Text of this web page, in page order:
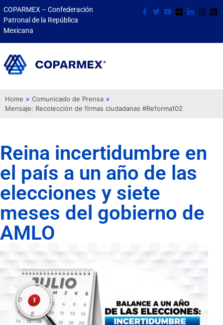
COPARMEX – Confederación
Patronal de la República
Mexicana
Home » Comunicado de Prensa »
Mensaje: Recolección de firmas ciudadanas #Reforma102
Reina incertidumbre en
el país a un año de las
elecciones y siete
meses del gobierno de
AMLO